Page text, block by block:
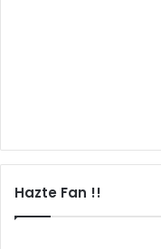
Hazte Fan !!